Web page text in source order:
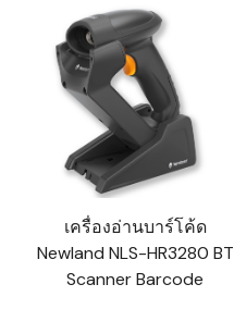
เครื่องอ่านบาร์โค้ด
Newland NLS-HR3280 BT
Scanner Barcode